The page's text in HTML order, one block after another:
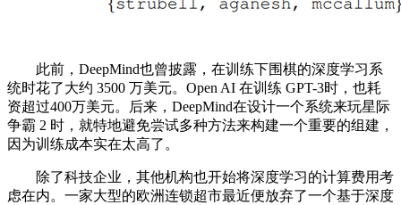
此前，DeepMind也曾披露，在训练下围棋的深度学习系
统时花了大约 3500 万美元。Open AI 在训练 GPT-3时，也耗
资超过400万美元。后来，DeepMind在设计一个系统来玩星际
争霸 2 时，就特地避免尝试多种方法来构建一个重要的组建，
因为训练成本实在太高了。
除了科技企业，其他机构也开始将深度学习的计算费用考
虑在内。一家大型的欧洲连锁超市最近便放弃了一个基于深度